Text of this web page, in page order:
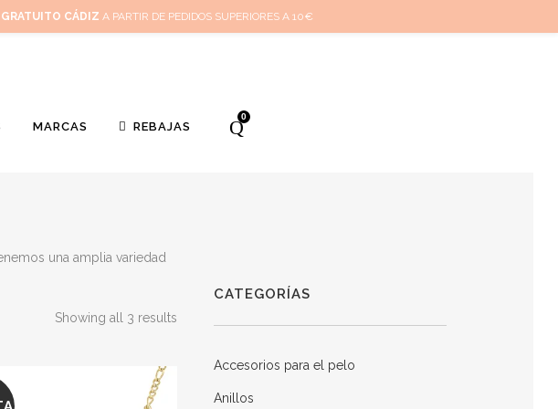
Inicio Mi cuenta Cuidado de tus joyas Conócenos
MARCAS REBAJAS
0
una amplia variedad
Showing all 3 results
CATEGORÍAS
Accesorios para el pelo
Anillos
CÁDIZ A PARTIR DE PEDIDOS SUPERIORES A 10€